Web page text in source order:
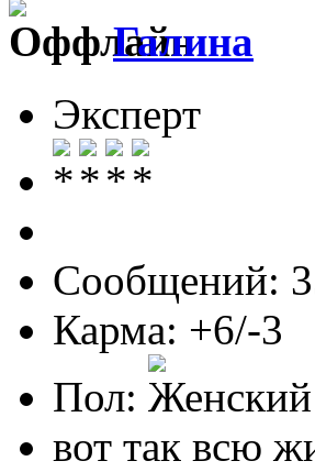
Галина
Эксперт
Сообщений:
Карма: +6/-3
Пол:
вот так всю